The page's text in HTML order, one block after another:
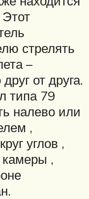
стрелять
–
от друга.
типа 79
налево или
,
углов ,
камеры ,